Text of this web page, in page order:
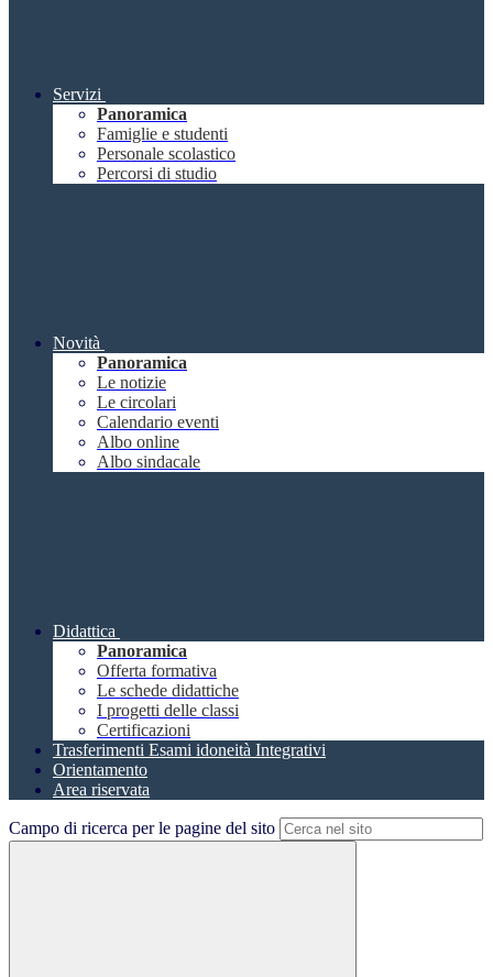
Servizi
Panoramica
Famiglie e studenti
Personale scolastico
Percorsi di studio
Novità
Panoramica
Le notizie
Le circolari
Calendario eventi
Albo online
Albo sindacale
Didattica
Panoramica
Offerta formativa
Le schede didattiche
I progetti delle classi
Certificazioni
Trasferimenti Esami idoneità Integrativi
Orientamento
Area riservata
Campo di ricerca per le pagine del sito